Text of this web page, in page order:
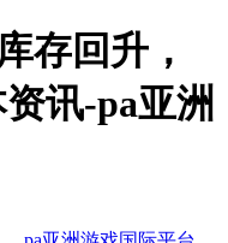
存回升，
讯-pa亚洲